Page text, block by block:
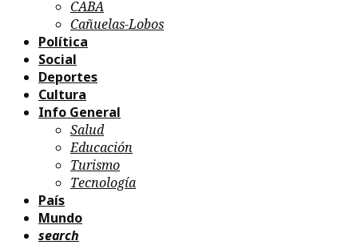
CABA
Cañuelas-Lobos
Política
Social
Deportes
Cultura
Info General
Salud
Educación
Turismo
Tecnología
País
Mundo
search